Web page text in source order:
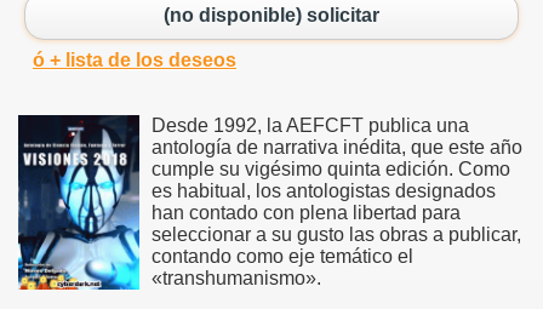
(no disponible) solicitar
ó + lista de los deseos
Desde 1992, la AEFCFT publica una
antología de narrativa inédita, que este año
cumple su vigésimo quinta edición. Como
es habitual, los antologistas designados
han contado con plena libertad para
seleccionar a su gusto las obras a publicar,
contando como eje temático el
«transhumanismo».